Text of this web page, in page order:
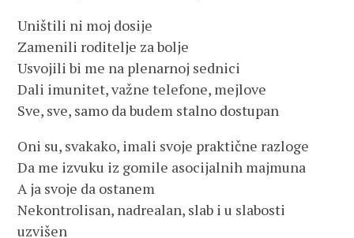
Uništili ni moj dosije
Zamenili roditelje za bolje
Usvojili bi me na plenarnoj sednici
Dali imunitet, važne telefone, mejlove
Sve, sve, samo da budem stalno dostupan
Oni su, svakako, imali svoje praktične razloge
Da me izvuku iz gomile asocijalnih majmuna
A ja svoje da ostanem
Nekontrolisan, nadrealan, slab i u slabosti
uzvišen